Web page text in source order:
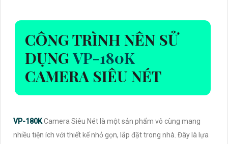
CÔNG TRÌNH NÊN SỬ
DỤNG VP-180K
CAMERA SIÊU NÉT
VP-180KCamera Siêu Nét là một sản phẩm vô cùng mang
nhiều tiện ích với thiết kế nhỏ gọn, lắp đặt trong nhà. Đây là lựa